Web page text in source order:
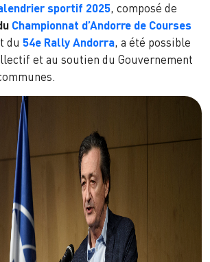
sportif 2025, composé de
Championnat d’Andorre de Courses
du 54e Rally Andorra, a été possible
et au soutien du Gouvernement